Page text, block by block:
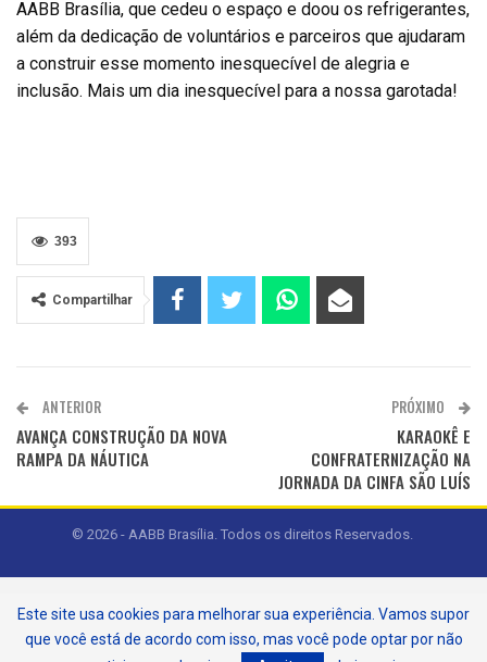
AABB Brasília, que cedeu o espaço e doou os refrigerantes,
além da dedicação de voluntários e parceiros que ajudaram
a construir esse momento inesquecível de alegria e
inclusão. Mais um dia inesquecível para a nossa garotada!
393
Compartilhar
ANTERIOR
AVANÇA CONSTRUÇÃO DA NOVA
RAMPA DA NÁUTICA
PRÓXIMO
KARAOKÊ E
CONFRATERNIZAÇÃO NA
JORNADA DA CINFA SÃO LUÍS
© 2026 - AABB Brasília. Todos os direitos Reservados.
Este site usa cookies para melhorar sua experiência. Vamos supor
que você está de acordo com isso, mas você pode optar por não